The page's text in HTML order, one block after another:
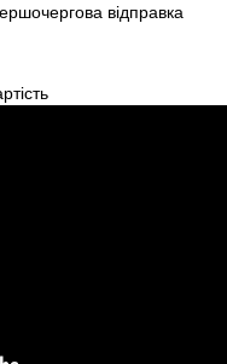
відправка